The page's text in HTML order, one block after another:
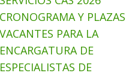
CRONOGRAMA Y PLAZAS
VACANTES PARA LA
ENCARGATURA DE
ESPECIALISTAS DE